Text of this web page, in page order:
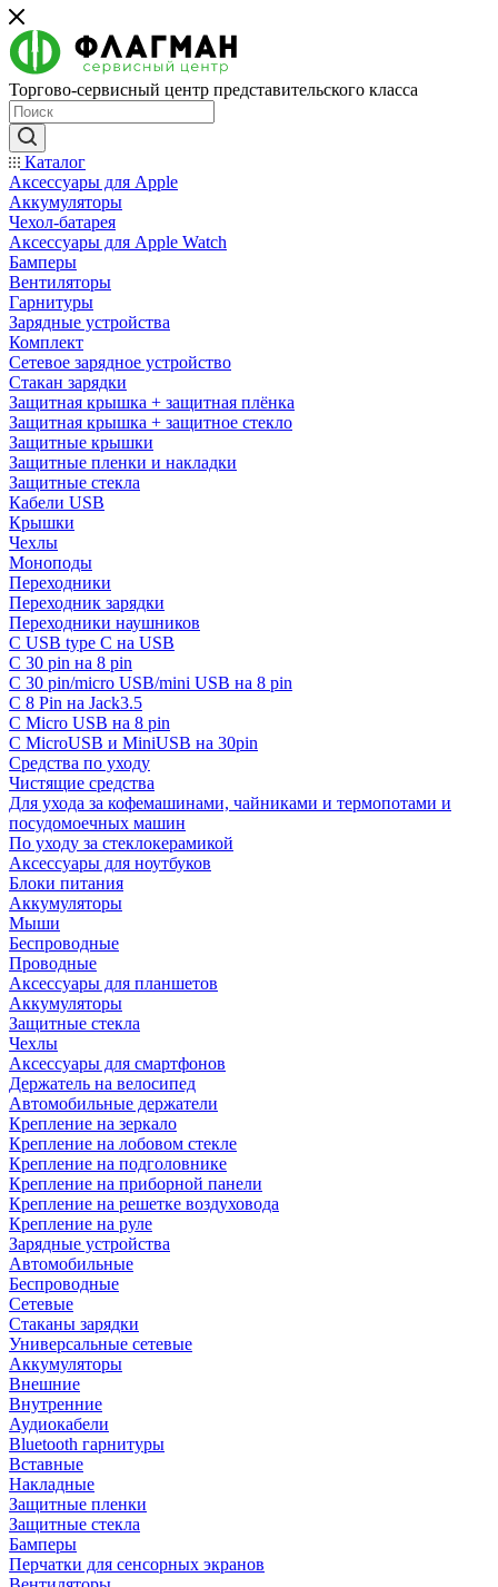
Торгово-сервисный центр представительского класса
Каталог
Аксессуары для Apple
Аккумуляторы
Чехол-батарея
Аксессуары для Apple Watch
Бамперы
Вентиляторы
Гарнитуры
Зарядные устройства
Комплект
Сетевое зарядное устройство
Стакан зарядки
Защитная крышка + защитная плёнка
Защитная крышка + защитное стекло
Защитные крышки
Защитные пленки и накладки
Защитные стекла
Кабели USB
Крышки
Чехлы
Моноподы
Переходники
Переходник зарядки
Переходники наушников
С USB type C на USB
С 30 pin на 8 pin
С 30 pin/micro USB/mini USB на 8 pin
С 8 Pin на Jack3.5
С Micro USB на 8 pin
С MicroUSB и MiniUSB на 30pin
Средства по уходу
Чистящие средства
Для ухода за кофемашинами, чайниками и термопотами и
посудомоечных машин
По уходу за стеклокерамикой
Аксессуары для ноутбуков
Блоки питания
Аккумуляторы
Мыши
Беспроводные
Проводные
Аксессуары для планшетов
Аккумуляторы
Защитные стекла
Чехлы
Аксессуары для смартфонов
Держатель на велосипед
Автомобильные держатели
Крепление на зеркало
Крепление на лобовом стекле
Крепление на подголовнике
Крепление на приборной панели
Крепление на решетке воздуховода
Крепление на руле
Зарядные устройства
Автомобильные
Беспроводные
Сетевые
Стаканы зарядки
Универсальные сетевые
Аккумуляторы
Внешние
Внутренние
Аудиокабели
Bluetooth гарнитуры
Вставные
Накладные
Защитные пленки
Защитные стекла
Бамперы
Перчатки для сенсорных экранов